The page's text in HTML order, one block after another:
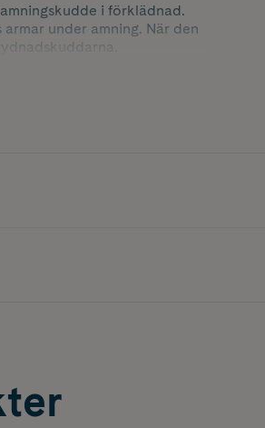
i förklädnad.
under amning. När den